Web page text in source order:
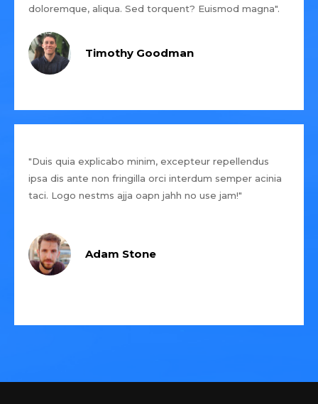
doloremque, aliqua. Sed torquent? Euismod magna".
Timothy Goodman
"Duis quia explicabo minim, excepteur repellendus
ipsa dis ante non fringilla orci interdum semper acinia
taci. Logo nestms ajja oapn jahh no use jam!"
Adam Stone